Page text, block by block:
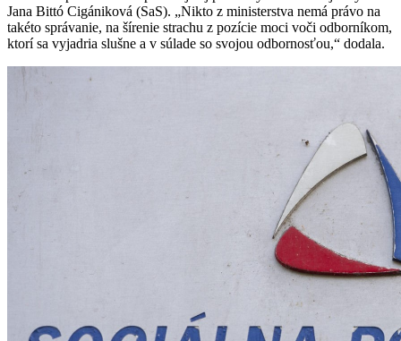
Jana Bittó Cigániková (SaS). „Nikto z ministerstva nemá právo na
takéto správanie, na šírenie strachu z pozície moci voči odborníkom,
ktorí sa vyjadria slušne a v súlade so svojou odbornosťou,“ dodala.